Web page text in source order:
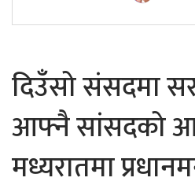
दिउँसो संसदमा
आफ्नै सांसदको
मध्यरातमा